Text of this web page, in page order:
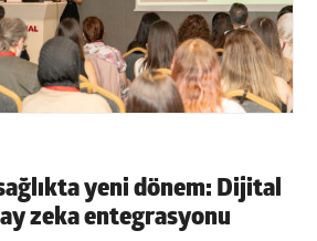
yeni dönem: Dijital
zeka entegrasyonu